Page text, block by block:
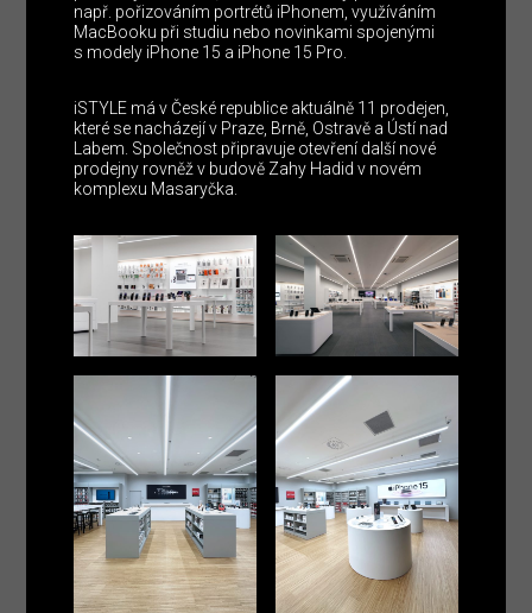
např. pořizováním portrétů iPhonem, využíváním
MacBooku při studiu nebo novinkami spojenými
s modely iPhone 15 a iPhone 15 Pro.
iSTYLE má v České republice aktuálně 11 prodejen,
které se nacházejí v Praze, Brně, Ostravě a Ústí nad
Labem. Společnost připravuje otevření další nové
prodejny rovněž v budově Zahy Hadid v novém
komplexu Masaryčka.